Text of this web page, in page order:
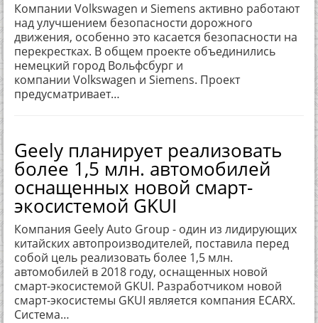
Компании Volkswagen и Siemens активно работают
над улучшением безопасности дорожного
движения, особенно это касается безопасности на
перекрестках. В общем проекте объединились
немецкий город Вольфсбург и
компании Volkswagen и Siemens. Проект
предусматривает…
Geely планирует реализовать
более 1,5 млн. автомобилей
оснащенных новой смарт-
экосистемой GKUI
Компания Geely Auto Group - один из лидирующих
китайских автопроизводителей, поставила перед
собой цель реализовать более 1,5 млн.
автомобилей в 2018 году, оснащенных новой
смарт-экосистемой GKUI. Разработчиком новой
смарт-экосистемы GKUI является компания ECARX.
Система…